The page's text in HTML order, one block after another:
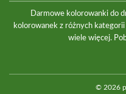
Darmowe kolorowanki do
kolorowanek z różnych
wiele więcej.
© 2026